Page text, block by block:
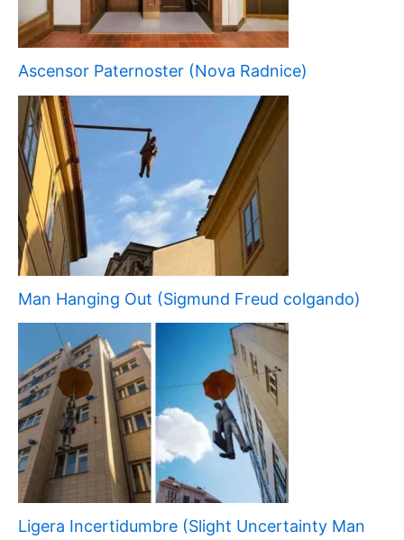
Ascensor Paternoster (Nova Radnice)
Man Hanging Out (Sigmund Freud colgando)
Ligera Incertidumbre (Slight Uncertainty Man